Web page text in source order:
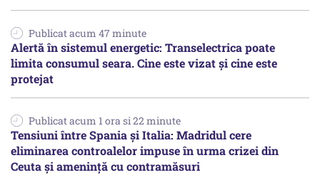
Publicat acum 47 minute
Alertă în sistemul energetic: Transelectrica poate
limita consumul seara. Cine este vizat și cine este
protejat
Publicat acum 1 ora si 22 minute
Tensiuni între Spania și Italia: Madridul cere
eliminarea controalelor impuse în urma crizei din
Ceuta și amenință cu contramăsuri